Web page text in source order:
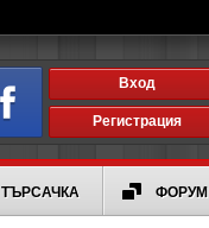
Вход
Регистрация
ТЪРСАЧКА ФОРУМ